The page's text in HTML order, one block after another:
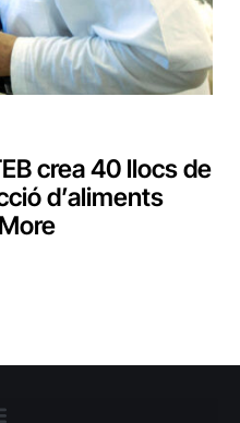
crea 40 llocs de
d’aliments